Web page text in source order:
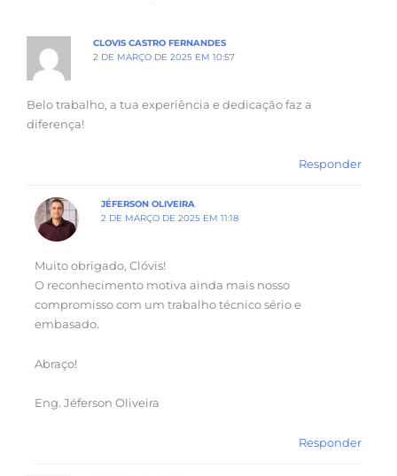
CLOVIS CASTRO FERNANDES
2 DE MARÇO DE 2025 EM 10:57
Belo trabalho, a tua experiência e dedicação faz a
diferença!
Responder
JÉFERSON OLIVEIRA
2 DE MARÇO DE 2025 EM 11:18
Muito obrigado, Clóvis!
O reconhecimento motiva ainda mais nosso
compromisso com um trabalho técnico sério e
embasado.
Abraço!
Eng. Jéferson Oliveira
Responder